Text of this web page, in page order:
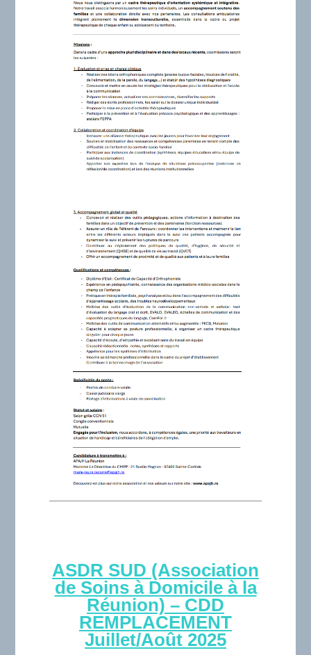
ASDR SUD (Association
de Soins à Domicile à la
Réunion) – CDD
REMPLACEMENT
Juillet/Août 2025